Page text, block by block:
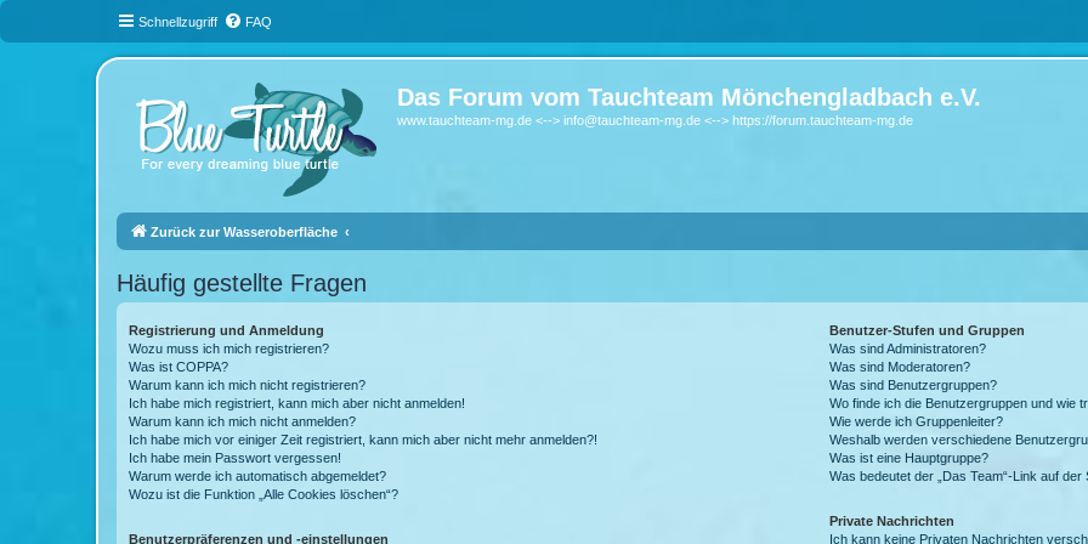
Schnellzugriff FAQ
Das Forum vom Tauchteam Mönchengladbach e.V.
www.tauchteam-mg.de <--> info@tauchteam-mg.de <--> https://forum.tauchteam-mg.de
Zurück zur Wasseroberfläche
Häufig gestellte Fragen
Registrierung und Anmeldung
Wozu muss ich mich registrieren?
Was ist COPPA?
Warum kann ich mich nicht registrieren?
Ich habe mich registriert, kann mich aber nicht anmelden!
Warum kann ich mich nicht anmelden?
Ich habe mich vor einiger Zeit registriert, kann mich aber nicht mehr anmelden?!
Ich habe mein Passwort vergessen!
Warum werde ich automatisch abgemeldet?
Wozu ist die Funktion „Alle Cookies löschen“?
Benutzerpräferenzen und -einstellungen
Benutzer-Stufen und Gruppen
Was sind Administratoren?
Was sind Moderatoren?
Was sind Benutzergruppen?
Wo finde ich die Benutzergruppen und wie
Wie werde ich Gruppenleiter?
Weshalb werden verschiedene
Was ist eine Hauptgruppe?
Was bedeutet der „Das Team“-Link auf der
Private Nachrichten
Ich kann keine Privaten Nachrichten